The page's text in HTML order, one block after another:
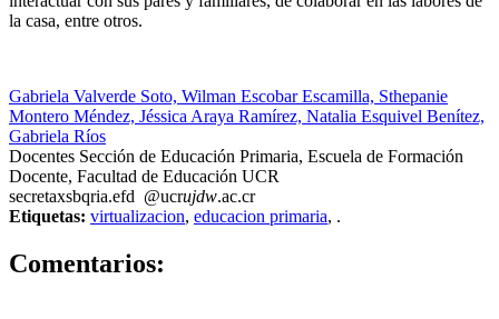
la casa, entre otros.
Gabriela Valverde Soto, Wilman Escobar Escamilla, Sthepanie
Montero Méndez, Jéssica Araya Ramírez, Natalia Esquivel Benítez,
Gabriela Ríos
Docentes Sección de Educación Primaria, Escuela de Formación
Docente, Facultad de Educación UCR
secretaxsbqria.efd @ucrujdw.ac.cr
Etiquetas: virtualizacion, educacion primaria, .
Comentarios: